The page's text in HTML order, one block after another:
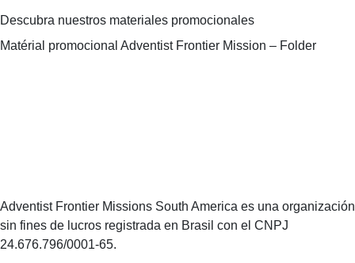
Descubra nuestros materiales promocionales
Matérial promocional Adventist Frontier Mission – Folder
Adventist Frontier Missions South America es una organización
sin fines de lucros registrada en Brasil con el CNPJ
24.676.796/0001-65.